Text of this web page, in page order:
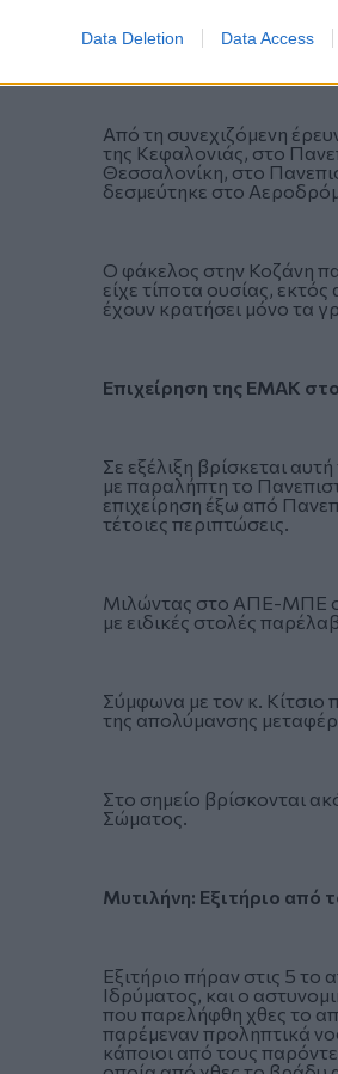
Data Deletion Data Access
Οι φάκελοι που έχουν
Πολυτεχνείο στου
Χανιά, στο
Από τη συνεχιζόμενη
της Κεφαλονιάς, στο
Θεσσαλονίκη, στο
δεσμεύτηκε στο
Ο φάκελος στην Κοζάνη
είχε τίποτα ουσίας,
έχουν κρατήσει μόνο τα
Επιχείρηση της ΕΜΑΚ
Σε εξέλιξη βρίσκεται
με παραλήπτη το
επιχείρηση έξω από
τέτοιες περιπτώσεις.
Μιλώντας στο ΑΠΕ-ΜΠΕ ο
με ειδικές στολές
Σύμφωνα με τον κ. Κίτσιο
της απολύμανσης
Στο σημείο βρίσκονται
Σώματος.
Μυτιλήνη: Εξιτήριο από
Εξιτήριο πήραν στις 5 το
Ιδρύματος, και ο
που παρελήφθη χθες το
παρέμεναν προληπτικά
κάποιοι από τους